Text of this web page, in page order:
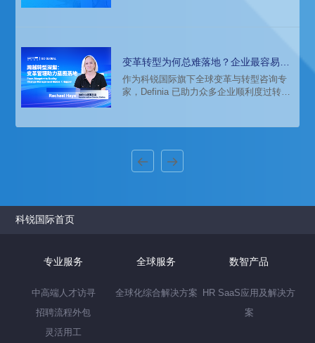
高端制造业等新兴产业的必要性，同时，
也向全球外商投资表达了正面且积极的欢
迎姿态。近年来，通过负面清单的持续缩
减与营商环境的持续优化，沙特阿拉伯逐
变革转型为何总难落地？企业最容易忽
视的三大管理盲区
作为科锐国际旗下全球变革与转型咨询专
家，Definia 已助力众多企业顺利度过转型
业经验，做出如下分享，希望为正在进行
供一些启发和借鉴。
科锐国际首页
专业服务
中高端人才访寻
招聘流程外包
灵活用工
全球服务
全球化综合解决方案
数智产品
HR SaaS应用及解决方
案